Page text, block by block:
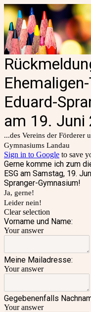
Eduard-
am 19. Juni
...des Vereins der Förderer
Gymnasiums Landau
Sign in to Google to save
Gerne komme ich zum
ESG am Samstag, 19.
Spranger-Gymnasium!
Ja, gerne!
Leider nein!
Clear selection
Vorname und Name:
Your answer
Meine Mailadresse:
Your answer
Gegebenenfalls
Your answer